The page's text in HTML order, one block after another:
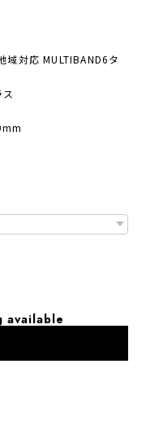
域対応 MULTIBAND6タ
available